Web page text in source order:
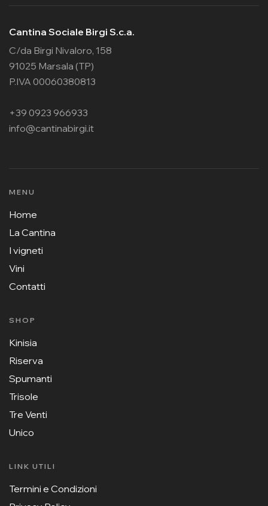
Cantina Sociale Birgi S.c.a.
C/da Birgi Nivaloro, 158
91025 Marsala (TP)
P.IVA 00060380813
+39 0923 966933
info@cantinabirgi.it
MENU
Home
La Cantina
I vigneti
Vini
Contatti
SHOP
Kinisia
Riserva
Spumanti
Trisole
Tre Venti
Unico
LINK UTILI
Termini e Condizioni